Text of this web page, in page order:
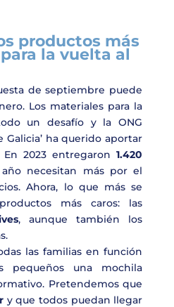
productos más
la vuelta al
de septiembre puede
Los materiales para la
un desafío y la ONG
Galicia’ ha querido aportar
2023 entregaron 1.420
necesitan más por el
Ahora, lo que más se
más caros: las
, aunque también los
las familias en función
una mochila
Pretendemos que
y que todos puedan llegar